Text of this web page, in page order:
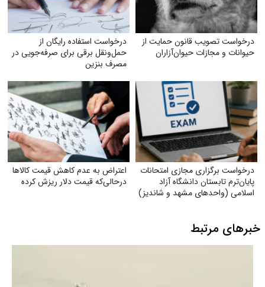
درخواست تصویب قانون حمایت از
حیوانات و مجازات حیوان‌آزاران
درخواست استفاده رایگان از
حمل‌ونقل برقی برای صرفه‌جویی در
مصرف بنزین
درخواست برگزاری مجازی امتحانات
پایان‌ترم تابستان دانشگاه آزاد
اسلامی (واحدهای مشهد و شاندیز)
اعتراض به عدم کاهش‌ قیمت کالاها
درحالی‌که قیمت دلار ریزش کرده
خبرهای مرتبط